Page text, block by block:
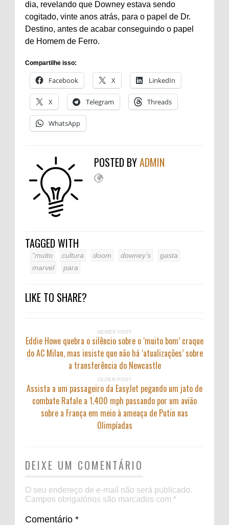
dia, revelando que Downey estava sendo
cogitado, vinte anos atrás, para o papel de Dr.
Destino, antes de acabar conseguindo o papel
de Homem de Ferro.
Compartilhe isso:
Facebook X LinkedIn
X Telegram Threads
WhatsApp
POSTED BYADMIN
TAGGED WITH
“muito cultura doom downey’s
gasta
marvel
para
LIKE TO SHARE?
NEWER POST
Eddie Howe quebra o silêncio sobre o ‘muito bom’ craque
do AC Milan, mas insiste que não há ‘atualizações’ sobre
a transferência do Newcastle
OLDER POST
Assista a um passageiro da EasyJet pegando um jato de
combate Rafale a 1.400 mph passando por um avião
sobre a França em meio à ameaça de Putin nas
Olimpíadas
DEIXE UM COMENTÁRIO
O seu endereço de e-mail não será publicado.
Campos obrigatórios são marcados com *
Comentário *